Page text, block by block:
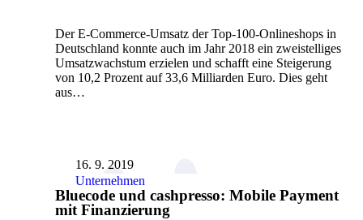
Der E-Commerce-Umsatz der Top-100-Onlineshops in
Deutschland konnte auch im Jahr 2018 ein zweistelliges
Umsatzwachstum erzielen und schafft eine Steigerung
von 10,2 Prozent auf 33,6 Milliarden Euro. Dies geht
aus…
16. 9. 2019
Unternehmen
Bluecode und cashpresso: Mobile Payment
mit Finanzierung